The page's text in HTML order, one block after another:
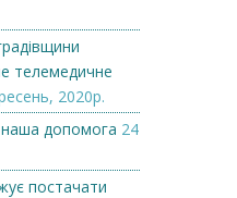
телемедичне
2020р.
допомога 24
постачати